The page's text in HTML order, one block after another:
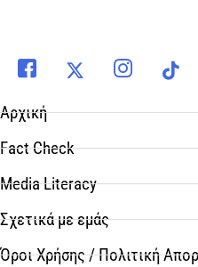
Αρχική
Fact Check
Media Literacy
Σχετικά με εμάς
Όροι Χρήσης / Πολιτική